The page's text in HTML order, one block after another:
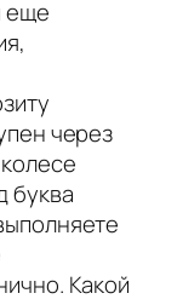
еще
через
буква
Какой